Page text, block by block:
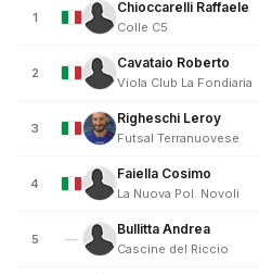
1
Chioccarelli Raffaele
Colle C5
2
Cavataio Roberto
Viola Club La Fondiaria
3
Righeschi Leroy
Futsal Terranuovese
4
Faiella Cosimo
La Nuova Pol. Novoli
5 —
Bullitta Andrea
Cascine del Riccio